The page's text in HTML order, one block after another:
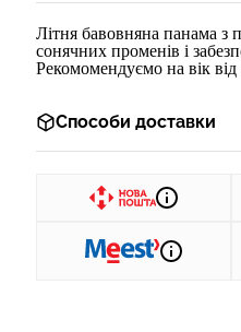
Літня бавовняна панама з
сонячних променів і
Рекомомендуємо на вік від
Способи доставки